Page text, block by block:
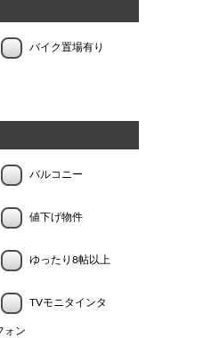
バイク置場有り
バルコニー
値下げ物件
ゆったり8帖以上
TVモニタインタ
ォン